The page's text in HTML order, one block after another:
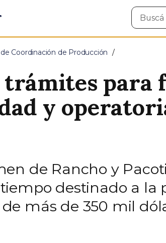
Buscar
en
Coordinación de Producción
para
y
de Rancho y
destinado a
más de 350 mil